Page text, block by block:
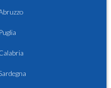
Puglia